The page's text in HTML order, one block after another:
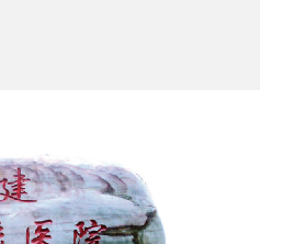
塑特色品牌
北省中西医结合医院）